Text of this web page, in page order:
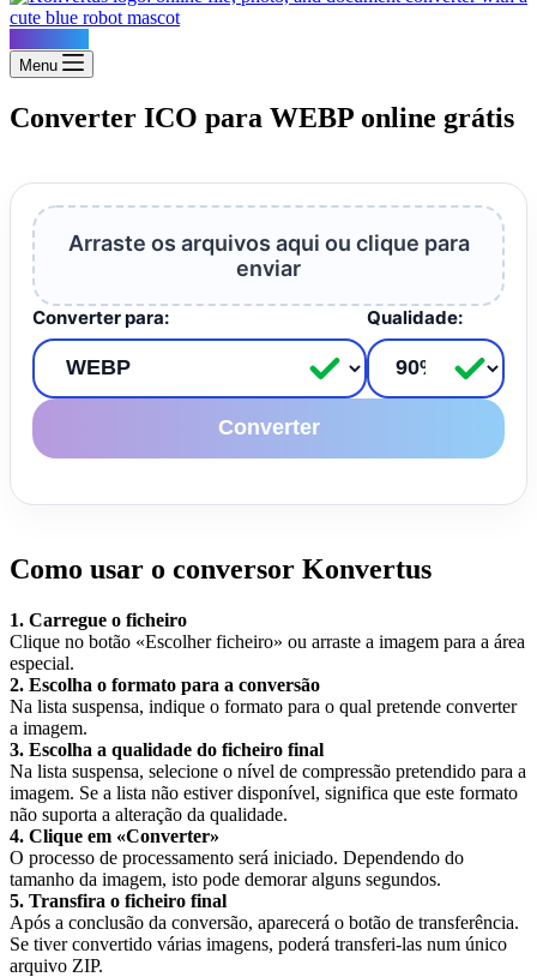
Menu
Converter ICO para WEBP online grátis
Arraste os arquivos aqui ou clique para
enviar
Converter para: Qualidade:
Converter
Como usar o conversor Konvertus
1. Carregue o ficheiro
Clique no botão «Escolher ficheiro» ou arraste a imagem para a área
especial.
2. Escolha o formato para a conversão
Na lista suspensa, indique o formato para o qual pretende converter
a imagem.
3. Escolha a qualidade do ficheiro final
Na lista suspensa, selecione o nível de compressão pretendido para a
imagem. Se a lista não estiver disponível, significa que este formato
não suporta a alteração da qualidade.
4. Clique em «Converter»
O processo de processamento será iniciado. Dependendo do
tamanho da imagem, isto pode demorar alguns segundos.
5. Transfira o ficheiro final
Após a conclusão da conversão, aparecerá o botão de transferência.
Se tiver convertido várias imagens, poderá transferi-las num único
arquivo ZIP.